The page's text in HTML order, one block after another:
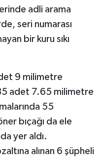
adli arama
seri numarası
bir kuru sıkı
9 milimetre
adet 7.65 milimetre
55
bıçağı da ele
yer aldı.
alınan 6 şüpheli